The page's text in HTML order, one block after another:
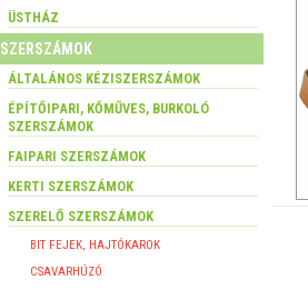
ÜSTHÁZ
SZERSZÁMOK
ÁLTALÁNOS KÉZISZERSZÁMOK
ÉPÍTŐIPARI, KŐMŰVES, BURKOLÓ
SZERSZÁMOK
FAIPARI SZERSZÁMOK
KERTI SZERSZÁMOK
SZERELŐ SZERSZÁMOK
BIT FEJEK, HAJTÓKAROK
CSAVARHÚZÓ